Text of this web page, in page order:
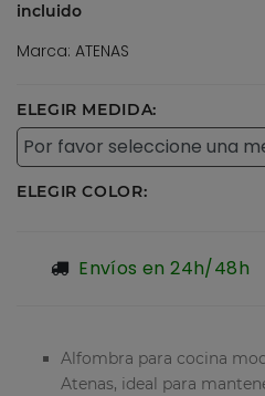
incluido
Marca: ATENAS
ELEGIR MEDIDA:
ELEGIR COLOR:
Envíos en 24h/48h
Alfombra para cocina
Atenas, ideal para